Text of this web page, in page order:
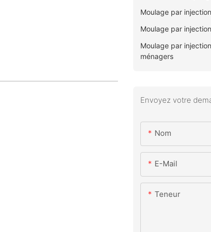
Moulage par
Moulage par
Moulage par
ménagers
Envoyez votre
Nom
E-Mail
Teneur